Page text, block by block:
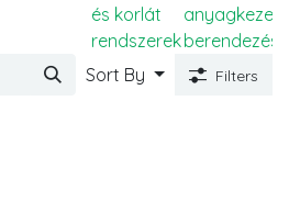
és korlát
rendszerek
anyagkezelő
Sort By
Filters